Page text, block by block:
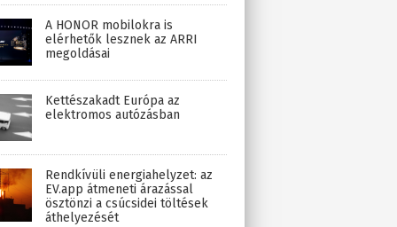
A HONOR mobilokra is
elérhetők lesznek az ARRI
megoldásai
Kettészakadt Európa az
elektromos autózásban
Rendkívüli energiahelyzet: az
EV.app átmeneti árazással
ösztönzi a csúcsidei töltések
áthelyezését